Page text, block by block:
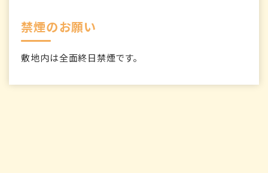
禁煙のお願い
敷地内は全面終日禁煙です。